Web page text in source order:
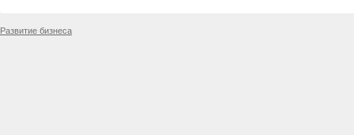
Развитие бизнеса